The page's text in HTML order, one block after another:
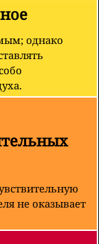
однако
не оказывает